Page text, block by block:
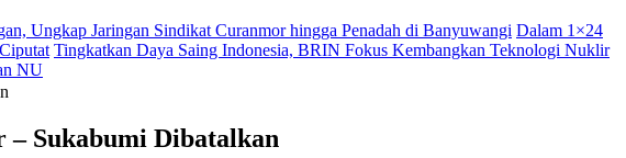
Ungkap Jaringan Sindikat Curanmor hingga Penadah di Banyuwangi Dalam 1×24
Tingkatkan Daya Saing Indonesia, BRIN Fokus Kembangkan Teknologi Nuklir
NU
– Sukabumi Dibatalkan